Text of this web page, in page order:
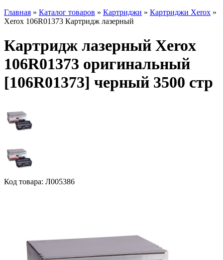
Главная » Каталог товаров » Картриджи » Картриджи Xerox »
Xerox 106R01373 Картридж лазерный
Картридж лазерный Xerox
106R01373 оригинальный
[106R01373] черный 3500 стр
Код товара: Л005386